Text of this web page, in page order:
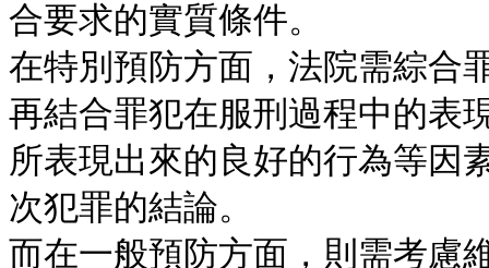
合要求的實質條件。
在特別預防方面，法院需綜合
再結合罪犯在服刑過程中的表
所表現出來的良好的行為等因
次犯罪的結論。
而在一般預防方面，則需考慮